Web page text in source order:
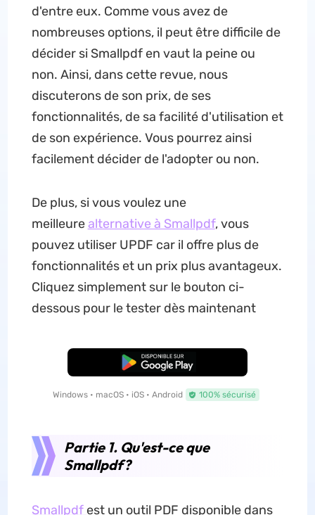
d'entre eux. Comme vous avez de
nombreuses options, il peut être difficile de
décider si Smallpdf en vaut la peine ou
non. Ainsi, dans cette revue, nous
discuterons de son prix, de ses
fonctionnalités, de sa facilité d'utilisation et
de son expérience. Vous pourrez ainsi
facilement décider de l'adopter ou non.
De plus, si vous voulez une
meilleurealternative à Smallpdf, vous
pouvez utiliser UPDF car il offre plus de
fonctionnalités et un prix plus avantageux.
Cliquez simplement sur le bouton ci-
dessous pour le tester dès maintenant
TÉLÉCHARGER
Windows • macOS • iOS • Android 100% sécurisé
Partie 1. Qu'est-ce que
Smallpdf?
Smallpdf est un outil PDF disponible dans